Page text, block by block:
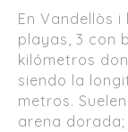
En Vandellòs
playas, 3 con
kilómetros
siendo la
metros.
arena